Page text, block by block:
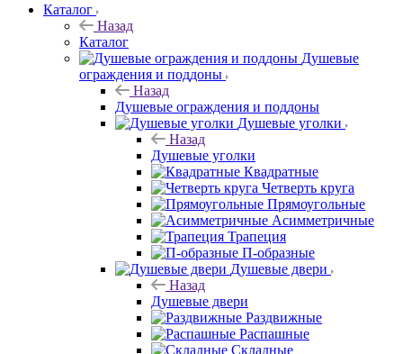
Каталог
Назад
Каталог
Душевые
ограждения и поддоны
Назад
Душевые ограждения и поддоны
Душевые уголки
Назад
Душевые уголки
Квадратные
Четверть круга
Прямоугольные
Асимметричные
Трапеция
П-образные
Душевые двери
Назад
Душевые двери
Раздвижные
Распашные
Складные